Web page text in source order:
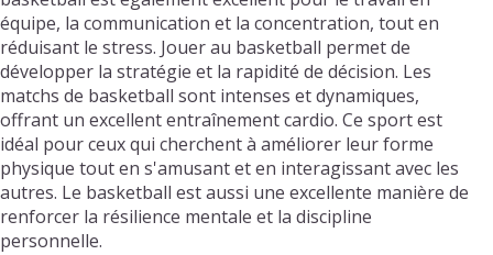
équipe, la communication et la concentration, tout en
réduisant le stress. Jouer au basketball permet de
développer la stratégie et la rapidité de décision. Les
matchs de basketball sont intenses et dynamiques,
offrant un excellent entraînement cardio. Ce sport est
idéal pour ceux qui cherchent à améliorer leur forme
physique tout en s'amusant et en interagissant avec les
autres. Le basketball est aussi une excellente manière de
renforcer la résilience mentale et la discipline
personnelle.